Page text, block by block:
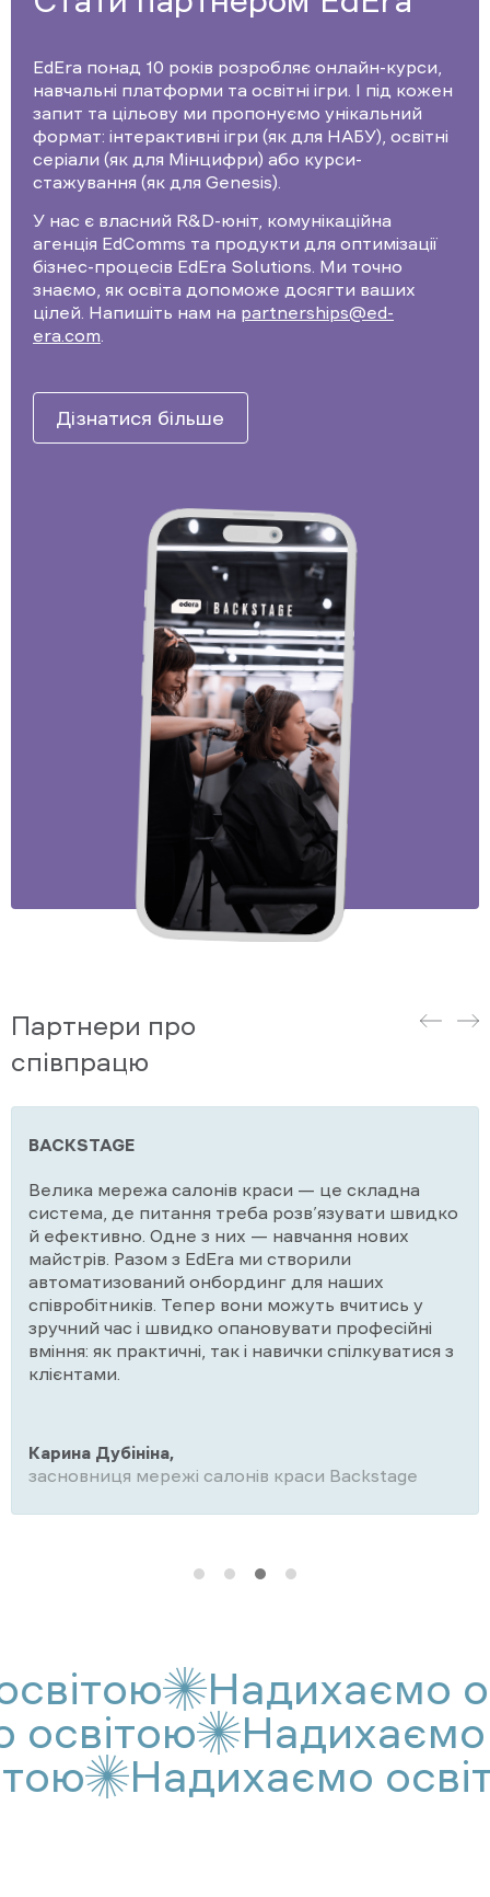
EdEra понад 10 років розробляє онлайн-курси,
навчальні платформи та освітні ігри. І під кожен
запит та цільову ми пропонуємо унікальний
формат: інтерактивні ігри (як для НАБУ), освітні
серіали (як для Мінцифри) або курси-
стажування (як для Genesis).
У нас є власний R&D-юніт, комунікаційна
агенція EdComms та продукти для оптимізації
бізнес-процесів EdEra Solutions. Ми точно
знаємо, як освіта допоможе досягти ваших
цілей. Напишіть нам на partnerships@ed-
era.com.
Дізнатися більше
Партнери про
співпрацю
BACKSTAGE
Велика мережа салонів краси — це складна
система, де питання треба розв’язувати швидко
й ефективно. Одне з них — навчання нових
майстрів. Разом з EdEra ми створили
автоматизований онбординг для наших
співробітників. Тепер вони можуть вчитись у
зручний час і швидко опановувати професійні
вміння: як практичні, так і навички спілкуватися з
клієнтами.
Карина Дубініна,
засновниця мережі салонів краси Backstage
Надихаємо
освітою
Надихаємо